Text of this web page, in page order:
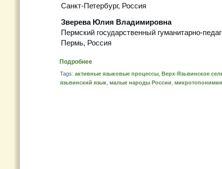
Санкт-Петербург, Россия
Зверева Юлия Владимировна
Пермский государственный гуманитарно-
Пермь, Россия
Подробнее
Tags: активные языковые процессы Верх-Язьвинское
язьвинский язык малые народы России микротопонимия